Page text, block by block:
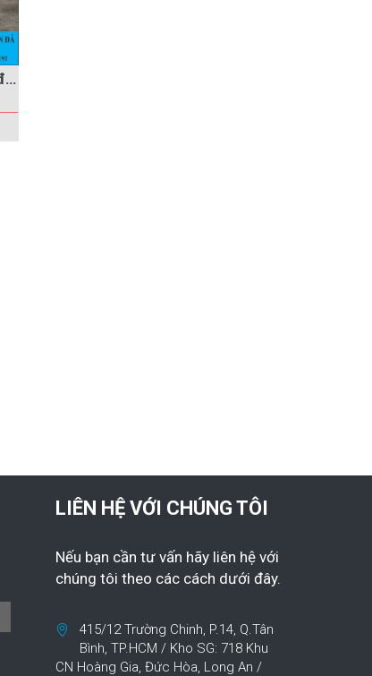
Sàn gỗ laminate An Cường vân đá AC-1161-T
LIÊN HỆ VỚI CHÚNG TÔI
Nếu bạn cần tư vấn hãy liên hệ với
chúng tôi theo các cách dưới đây.
415/12 Trường Chinh, P.14, Q.Tân
Bình, TP.HCM / Kho SG: 718 Khu
CN Hoàng Gia, Đức Hòa, Long An /